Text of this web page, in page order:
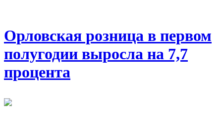
Орловская розница в первом
полугодии выросла на 7,7
процента